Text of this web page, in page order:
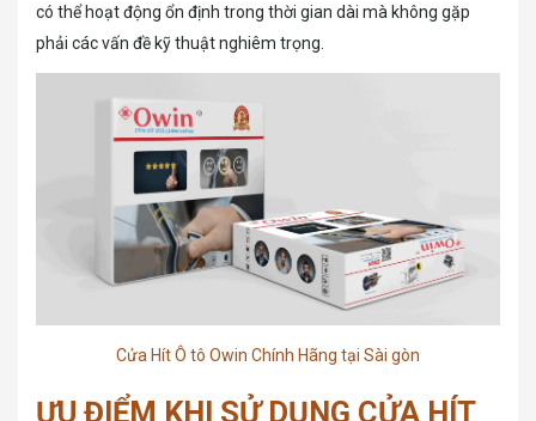
có thể hoạt động ổn định trong thời gian dài mà không gặp
phải các vấn đề kỹ thuật nghiêm trọng.
Cửa Hít Ô tô Owin Chính Hãng tại Sài gòn
ƯU ĐIỂM KHI SỬ DỤNG CỬA HÍT